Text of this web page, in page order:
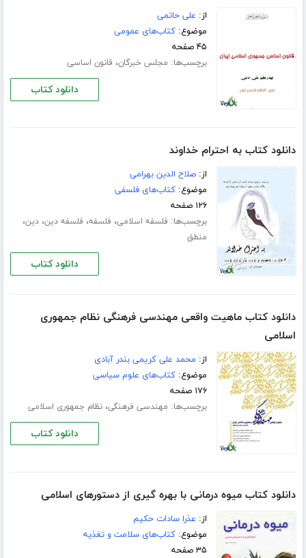
از: علی حاتمی
موضوع:کتاب‌های عمومی
۴۵ صفحه
برچسب‌ها: مجلس خبرگان، قانون اساسی
دانلود کتاب
دانلود کتاب به احترام خداوند
از:صلاح الدین بهرامی
موضوع:کتاب‌های فلسفی
۱۲۶ صفحه
برچسب‌ها: فلسفه اسلامی، فلسفه، فلسفه دین،دین،
منطق
دانلود کتاب
دانلود کتاب ماهیت واقعی مهندسی فرهنگی نظام جمهوری
اسلامی
از: محمد علی کریمی بندر آبادی
موضوع:کتاب‌های علوم سیاسی
۱۷۶ صفحه
برچسب‌ها: مهندسی فرهنگی،نظام جمهوری اسلامی
دانلود کتاب
دانلود کتاب میوه درمانی با بهره گیری از دستورهای اسلامی
از: عذرا سادات حکیم
موضوع:کتاب‌های سلامت و تغذیه
۳۵ صفحه